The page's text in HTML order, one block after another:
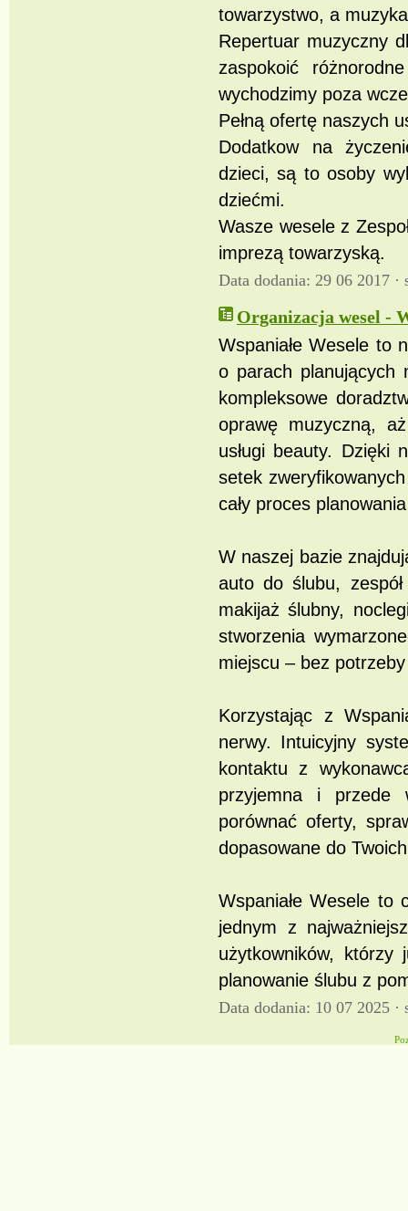
towarzystwo, a
Repertuar muzyczny
zaspokoić
wychodzimy poza
Pełną ofertę naszych
Dodatkow na
dzieci, są to osoby
dziećmi.
Wasze wesele z
imprezą towarzyską.
Data dodania: 29 06 2017 ·
Organizacja wesel -
Wspaniałe Wesele to
o parach planujących
kompleksowe
oprawę muzyczną,
usługi beauty. Dzięki
setek
cały proces
W naszej bazie
auto do ślubu,
makijaż ślubny,
stworzenia
miejscu – bez
Korzystając z
nerwy. Intuicyjny
kontaktu z
przyjemna i przede
porównać oferty,
dopasowane do
Wspaniałe Wesele
jednym z
użytkowników,
planowanie ślubu z
Data dodania: 10 07 2025 ·